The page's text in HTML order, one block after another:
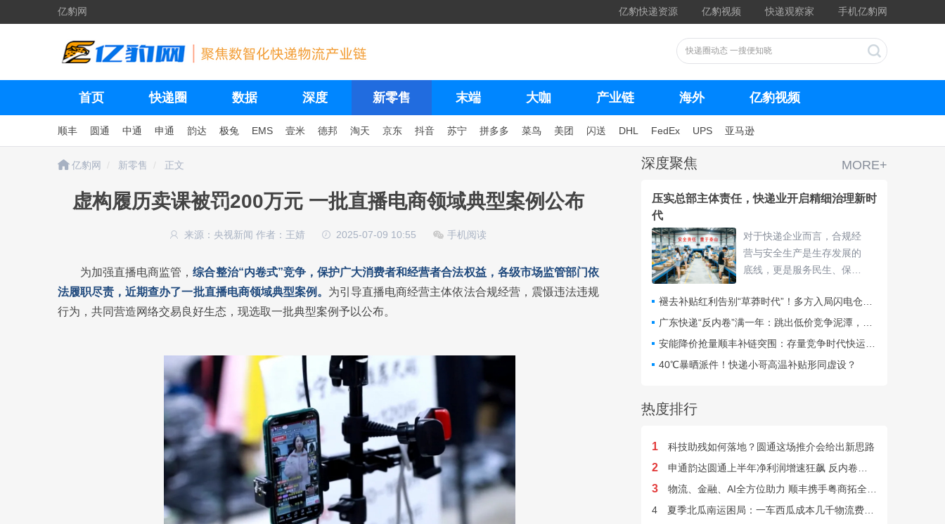
亿豹网 亿豹快递资源 亿豹视频 快递观察家 手机亿豹网
首页 快递圈 数据 深度 新零售 末端 大咖 产业链 海外 亿豹视频
顺丰 圆通 中通 申通 韵达 极兔 EMS 壹米 德邦 淘天 京东 抖音 苏宁 拼多多 菜鸟 美团 闪送 DHL FedEx UPS 亚马逊
亿豹网 新零售 正文
虚构履历卖课被罚200万元 一批直播电商领域典型案例公布
来源：央视新闻 作者：王婧 2025-07-09 10:55 手机阅读
为加强直播电商监管，综合整治“内卷式”竞争，保护广大消费者和经营者合法权益，各级市场监管部门依
法履职尽责，近期查办了一批直播电商领域典型案例。 为引导直播电商经营主体依法合规经营，震慑违法违规
行为，共同营造网络交易良好生态，现选取一批典型案例予以公布。
MORE+
深度聚焦
压实总部主体责任，快递业开启精细治理新时
代
对于快递企业而言，合规经
营与安全生产是生存发展的
底线，更是服务民生、保障
的违规处罚与安全隐患，不
仅扰乱行业秩序，更直接威
胁群众寄递安全与公共安
40℃暴晒派件！快递小哥高温补贴形同虚设？
热度排行
1 科技助残如何落地？圆通这场推介会给出新思路
2 申通韵达圆通上半年净利润增速狂飙 反内卷效果显现
3
物流、金融、AI全方位助力 顺丰携手粤商拓全球市场
4
夏季北瓜南运困局：一车西瓜成本几千物流费上万谁来解？